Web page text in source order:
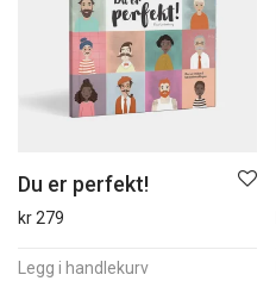
Du er perfekt!
kr279
Legg i handlekurv